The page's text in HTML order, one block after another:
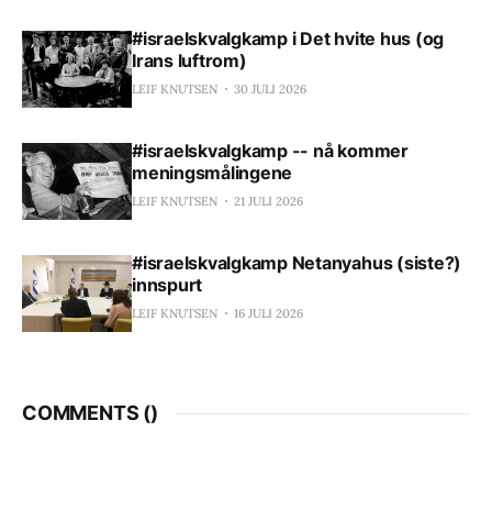
#israelskvalgkamp i Det hvite hus (og
Irans luftrom)
LEIF KNUTSEN 30 JULI 2026
#israelskvalgkamp -- nå kommer
meningsmålingene
LEIF KNUTSEN 21 JULI 2026
#israelskvalgkamp Netanyahus (siste?)
innspurt
LEIF KNUTSEN 16 JULI 2026
COMMENTS ()